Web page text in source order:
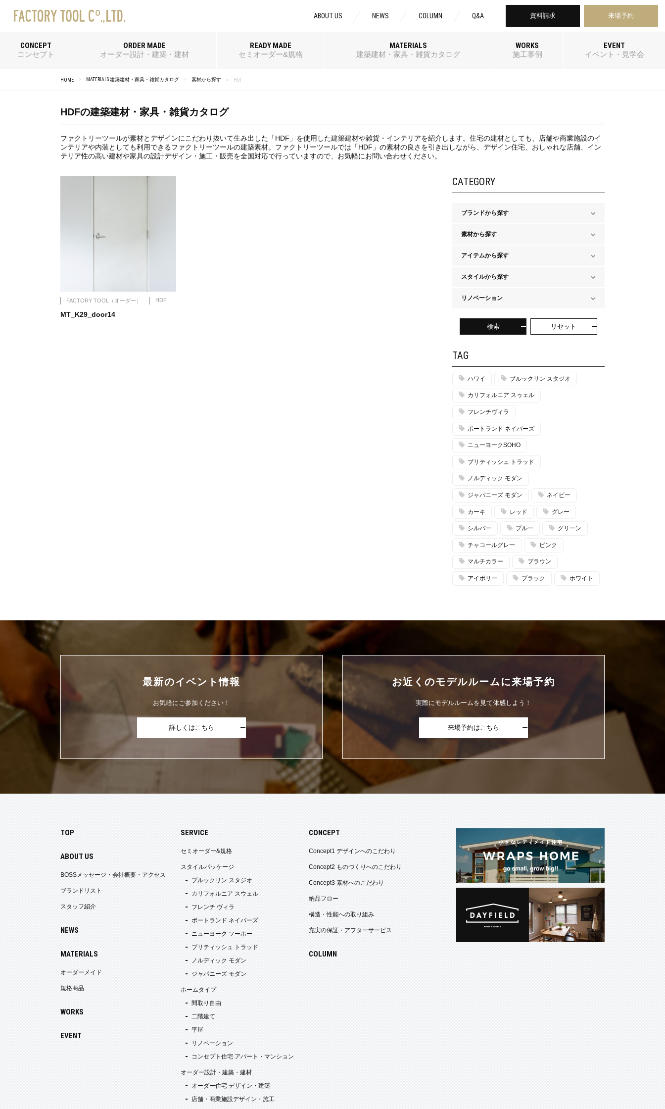
CONCEPT
コンセプト
ORDER MADE
オーダー設計・建築・建材
READY MADE
セミオーダー&規格
MATERIALS
建築建材・家具・雑貨カタログ
WORKS
施工事例
EVENT
イベント・見学会
ABOUT US NEWS COLUMN Q&A 資料請求 来場予約
HOME MATERIALS 建築建材・家具・雑貨カタログ 素材から探す HDF
HDFの建築建材・家具・雑貨カタログ
ファクトリーツールが素材とデザインにこだわり抜いて生み出した「HDF」を使用した建築建材や雑貨・インテリアを紹介します。住宅の建材としても、店舗や商業施設のイ
ンテリアや内装としても利用できるファクトリーツールの建築素材。ファクトリーツールでは「HDF」の素材の良さを引き出しながら、デザイン住宅、おしゃれな店舗、イン
テリア性の高い建材や家具の設計デザイン・施工・販売を全国対応で行っていますので、お気軽にお問い合わせください。
FACTORY TOOL（オーダー） HDF
MT_K29_door14
CATEGORY
ブランドから探す
素材から探す
アイテムから探す
スタイルから探す
リノベーション
検索 リセット
TAG
ハワイ ブルックリン スタジオ
カリフォルニア スゥェル
フレンチヴィラ
ポートランド ネイバーズ
ニューヨークSOHO
ブリティッシュ トラッド
ノルディック モダン
ジャパニーズ モダン ネイビー
カーキ レッド グレー
シルバー ブルー グリーン
チャコールグレー ピンク
マルチカラー ブラウン
アイボリー ブラック ホワイト
最新のイベント情報
お気軽にご参加ください！
詳しくはこちら
お近くのモデルルームに来場予約
実際にモデルルームを見て体感しよう！
来場予約はこちら
TOP
ABOUT US
BOSSメッセージ・会社概要・アクセス
ブランドリスト
スタッフ紹介
NEWS
MATERIALS
オーダーメイド
規格商品
WORKS
EVENT
SERVICE
セミオーダー&規格
スタイルパッケージ
ブルックリン スタジオ
カリフォルニア スウェル
フレンチ ヴィラ
ポートランド ネイバーズ
ニューヨーク ソーホー
ブリティッシュ トラッド
ノルディック モダン
ジャパニーズ モダン
ホームタイプ
間取り自由
二階建て
平屋
リノベーション
コンセプト住宅 アパート・マンション
オーダー設計・建築・建材
オーダー住宅 デザイン・建築
店舗・商業施設デザイン・施工
CONCEPT
Concept1 デザインへのこだわり
Concept2 ものづくりへのこだわり
Concept3 素材へのこだわり
納品フロー
構造・性能への取り組み
充実の保証・アフターサービス
COLUMN